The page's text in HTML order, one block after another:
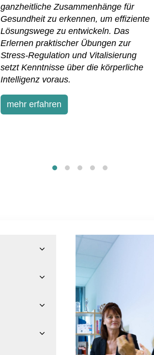
ganzheitliche Zusammenhänge für
Gesundheit zu erkennen, um effiziente
Lösungswege zu entwickeln. Das
Erlernen praktischer Übungen zur
Stress-Regulation und Vitalisierung
setzt Kenntnisse über die körperliche
Intelligenz voraus.
mehr erfahren